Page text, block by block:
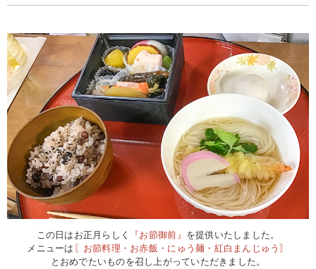
この日はお正月らしく 『お節御前』 を提供いたしました。
メニューは 〖お節料理・お赤飯・にゅう麺・紅白まんじゅう〗
とおめでたいものを召し上がっていただきました。